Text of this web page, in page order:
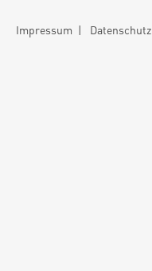
Impressum | Datenschutz